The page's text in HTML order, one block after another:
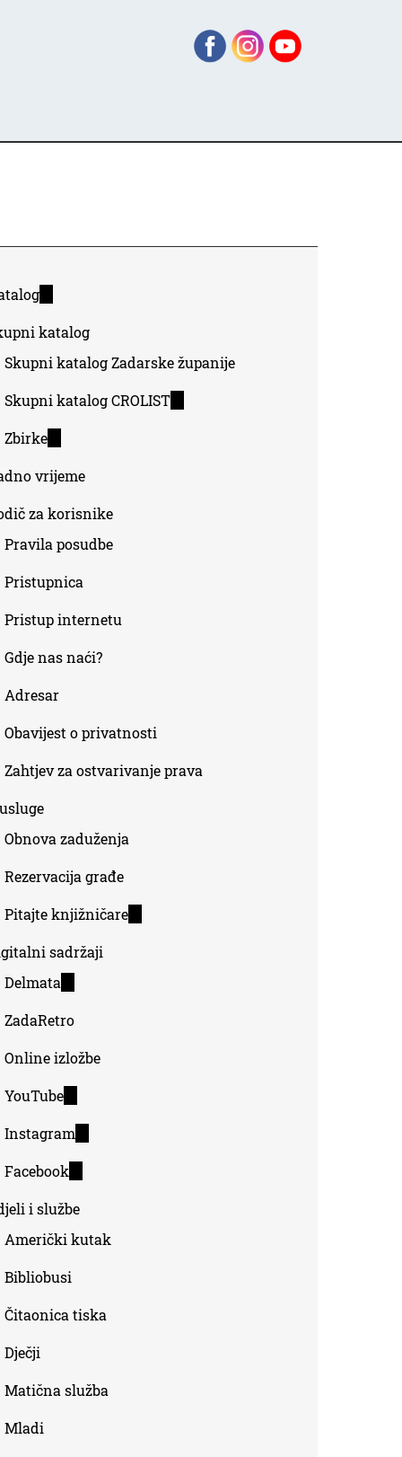
(link
external)
katalog
Skupni katalog Zadarske županije
Skupni katalog CROLIST(link
Zbirke(link
external)
vrijeme
za korisnike
Pravila posudbe
Pristupnica
Pristup internetu
Gdje nas naći?
Adresar
Obavijest o privatnosti
Zahtjev za ostvarivanje prava
Obnova zaduženja
Rezervacija građe
Pitajte knjižničare(link
sadržaji
Delmata
external)
ZadaRetro
Online izložbe
YouTube(link
external)
Instagram(link
external)
Facebook
external)
i službe
Američki kutak
Bibliobusi
Čitaonica tiska
Dječji
Matična služba
Mladi